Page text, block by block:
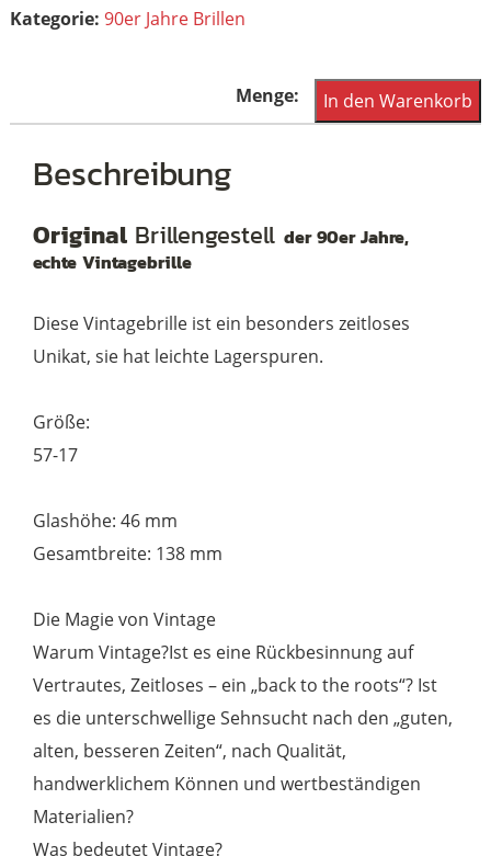
Kategorie: 90er Jahre Brillen
Vintagebrille
der
Mittelsteg
Menge
In den Warenkorb
Beschreibung
Original Brillengestellder 90er Jahre,
echte Vintagebrille
Diese Vintagebrille ist ein besonders zeitloses
Unikat, sie hat leichte Lagerspuren.
Größe:
57-17
Glashöhe: 46 mm
Gesamtbreite: 138 mm
Die Magie von Vintage
Warum Vintage?Ist es eine Rückbesinnung auf
Vertrautes, Zeitloses – ein „back to the roots“? Ist
es die unterschwellige Sehnsucht nach den „guten,
alten, besseren Zeiten“, nach Qualität,
handwerklichem Können und wertbeständigen
Materialien?
Was bedeutet Vintage?